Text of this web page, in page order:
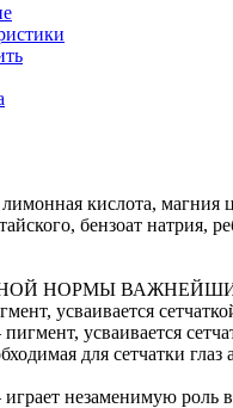
кислота, магния
бензоат натрия,
НОРМЫ
усваивается
пигмент, усваивается
для сетчатки
незаменимую роль